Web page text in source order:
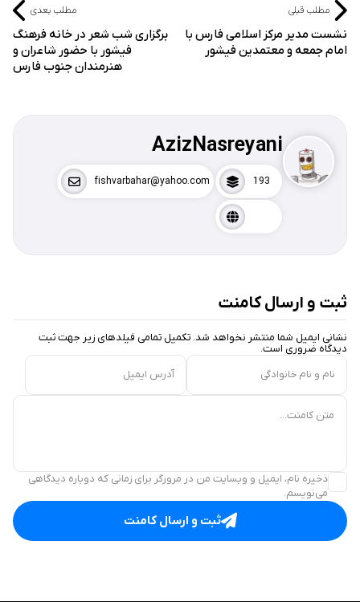
مطلب قبلی
نشست مدیر مرکز اسلامی فارس با
امام جمعه و معتمدین فیشور
مطلب بعدی
برگزاری شب شعر در خانه فرهنگ
فیشور با حضور شاعران و
هنرمندان جنوب فارس
AzizNasreyani
193
fishvarbahar@yahoo.com
ثبت و ارسال کامنت
نشانی ایمیل شما منتشر نخواهد شد. تکمیل تمامی فیلد‌های زیر جهت ثبت
دیدگاه ضروری است.
نام و نام خانوادگی
آدرس ایمیل
متن کامنت...
ذخیره نام، ایمیل و وبسایت من در مرورگر برای زمانی که دوباره دیدگاهی
می‌نویسم.
ثبت و ارسال کامنت